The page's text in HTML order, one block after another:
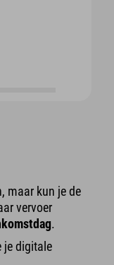
maar kun je de
vervoer
.
je digitale